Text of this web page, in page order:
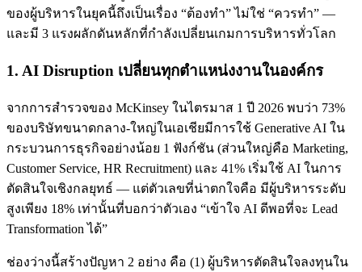
ของผู้บริหารในยุคนี้ถึงเป็นเรื่อง “ต้องทำ” ไม่ใช่ “ควรทำ” —
และมี 3 แรงผลักดันหลักที่กำลังเปลี่ยนเกมการบริหารทั่วโลก
1. AI Disruption เปลี่ยนทุกตำแหน่งงานในองค์กร
จากการสำรวจของ McKinsey ในไตรมาส 1 ปี 2026 พบว่า 73%
ของบริษัทขนาดกลาง-ใหญ่ในเอเชียมีการใช้ Generative AI ใน
กระบวนการธุรกิจอย่างน้อย 1 ฟังก์ชัน (ส่วนใหญ่คือ Marketing,
Customer Service, HR Recruitment) และ 41% เริ่มใช้ AI ในการ
ตัดสินใจเชิงกลยุทธ์ — แต่ตัวเลขที่น่าตกใจคือ มีผู้บริหารระดับ
สูงเพียง 18% เท่านั้นที่บอกว่าตัวเอง “เข้าใจ AI ดีพอที่จะ Lead
Transformation ได้”
ช่องว่างนี้สร้างปัญหา 2 อย่าง คือ (1) ผู้บริหารตัดสินใจลงทุนใน